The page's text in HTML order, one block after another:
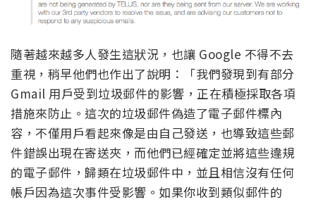
隨著越來越多人發生這狀況，也讓 Google 不得不去
重視，稍早他們也作出了說明：「我們發現到有部分
Gmail 用戶受到垃圾郵件的影響，正在積極採取各項
措施來防止。這次的垃圾郵件偽造了電子郵件標內
容，不僅用戶看起來像是由自己發送，也導致這些郵
件錯誤出現在寄送夾，而他們已經確定並將這些違規
的電子郵件，歸類在垃圾郵件中，並且相信沒有任何
帳戶因為這次事件受影響。如果你收到類似郵件的